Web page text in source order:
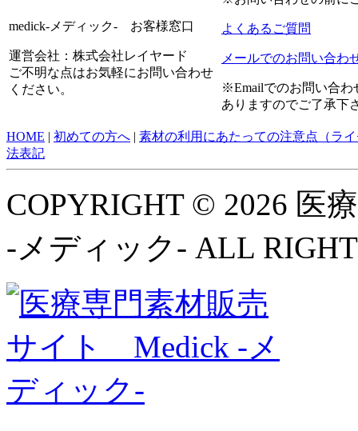
medick-メディック- お客様窓口
運営会社：株式会社レイヤード
ご不明な点はお気軽にお問い合わせ
ください。
よくあるご質問
メールでのお問い合わ
※Emailでのお問い合わ
ありますのでご了承下
HOME | 初めての方へ | 素材の利用にあたっての注意点（ラ
法表記
COPYRIGHT © 2026 医
-メディック- ALL RIGHT